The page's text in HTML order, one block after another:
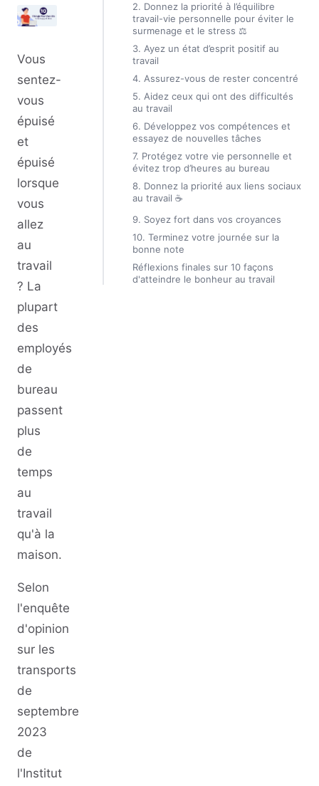
Vous
sentez-
vous
épuisé
et
épuisé
lorsque
vous
allez
au
travail
? La
plupart
des
employés
de
bureau
passent
plus
de
temps
au
travail
qu'à la
maison.
Selon
l'enquête
d'opinion
sur les
transports
de
septembre
2023
de
l'Institut
2. Donnez la priorité à l’équilibre
travail-vie personnelle pour éviter le
surmenage et le stress ⚖️
3. Ayez un état d’esprit positif au
travail
4. Assurez-vous de rester concentré
5. Aidez ceux qui ont des difficultés
au travail
6. Développez vos compétences et
essayez de nouvelles tâches
7. Protégez votre vie personnelle et
évitez trop d’heures au bureau
8. Donnez la priorité aux liens sociaux
au travail ☕
9. Soyez fort dans vos croyances
10. Terminez votre journée sur la
bonne note
Réflexions finales sur 10 façons
d'atteindre le bonheur au travail